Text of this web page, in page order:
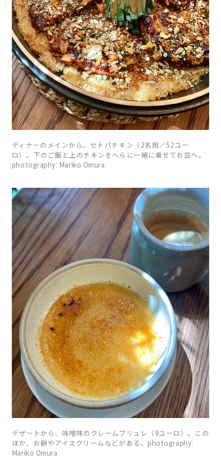
ディナーのメインから。セトパチキン（2名用／52ユー
ロ）。下のご飯と上のチキンをへらに一緒に乗せてお皿へ。
photography: Mariko Omura
デザートから、味噌味のクレームブリュレ（9ユーロ）。この
ほか、お餅やアイスクリームなどがある。photography:
Mariko Omura